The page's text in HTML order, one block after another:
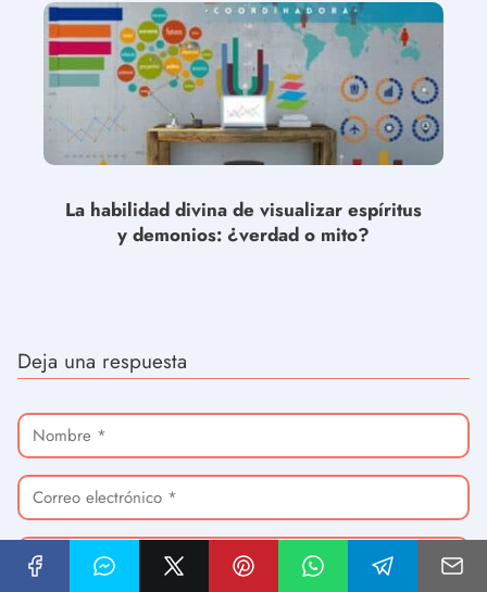
La habilidad divina de visualizar espíritus
y demonios: ¿verdad o mito?
Deja una respuesta